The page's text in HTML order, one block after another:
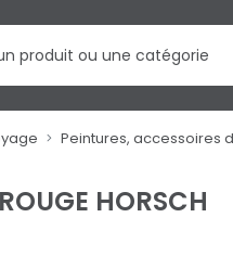
Peintures, accessoires
HORSCH